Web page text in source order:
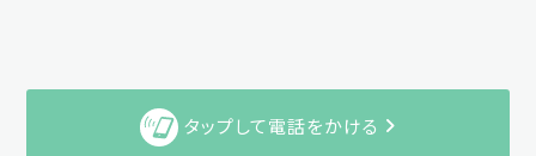
タップして電話をかける